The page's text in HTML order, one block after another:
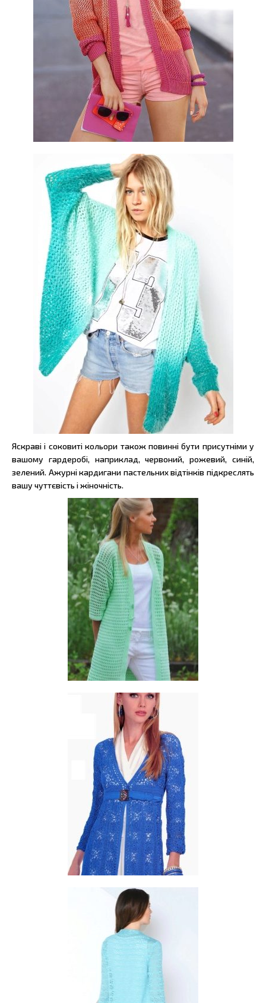
Яскраві і соковиті кольори також повинні бути присутніми у
вашому гардеробі, наприклад, червоний, рожевий, синій,
зелений. Ажурні кардигани пастельних відтінків підкреслять
вашу чуттєвість і жіночність.